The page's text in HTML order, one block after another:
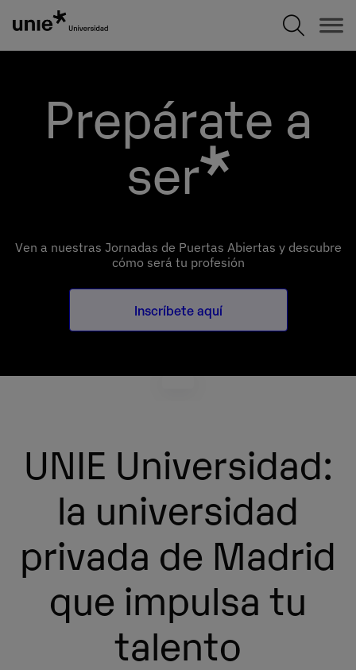
contenido
Prepárate a
ser
Ven a nuestras Jornadas de Puertas Abiertas y descubre
cómo será tu profesión
Inscríbete aquí
UNIE Universidad:
la universidad
privada de Madrid
que impulsa tu
talento